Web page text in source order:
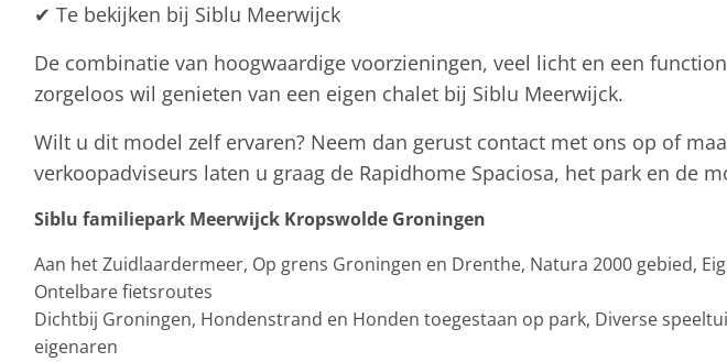
✔ Te bekijken bij Siblu Meerwijck
De combinatie van hoogwaardige voorzieningen, veel licht en een
zorgeloos wil genieten van een eigen chalet bij Siblu Meerwijck.
Wilt u dit model zelf ervaren? Neem dan gerust contact met ons op of
verkoopadviseurs laten u graag de Rapidhome Spaciosa, het park en de
Siblu familiepark Meerwijck Kropswolde Groningen
Aan het Zuidlaardermeer, Op grens Groningen en Drenthe, Natura 2000 gebied,
Ontelbare fietsroutes
Dichtbij Groningen, Hondenstrand en Honden toegestaan op park, Diverse
eigenaren